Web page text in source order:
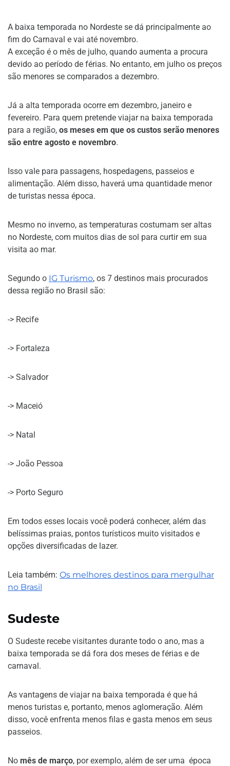
A baixa temporada no Nordeste se dá principalmente ao
fim do Carnaval e vai até novembro.
A exceção é o mês de julho, quando aumenta a procura
devido ao período de férias. No entanto, em julho os preços
são menores se comparados a dezembro.
Já a alta temporada ocorre em dezembro, janeiro e
fevereiro. Para quem pretende viajar na baixa temporada
para a região, os meses em que os custos serão menores
são entre agosto e novembro.
Isso vale para passagens, hospedagens, passeios e
alimentação. Além disso, haverá uma quantidade menor
de turistas nessa época.
Mesmo no inverno, as temperaturas costumam ser altas
no Nordeste, com muitos dias de sol para curtir em sua
visita ao mar.
Segundo o IG Turismo, os 7 destinos mais procurados
dessa região no Brasil são:
-> Recife
-> Fortaleza
-> Salvador
-> Maceió
-> Natal
-> João Pessoa
-> Porto Seguro
Em todos esses locais você poderá conhecer, além das
belíssimas praias, pontos turísticos muito visitados e
opções diversificadas de lazer.
Leia também: Os melhores destinos para mergulhar
no Brasil
Sudeste
O Sudeste recebe visitantes durante todo o ano, mas a
baixa temporada se dá fora dos meses de férias e de
carnaval.
As vantagens de viajar na baixa temporada é que há
menos turistas e, portanto, menos aglomeração. Além
disso, você enfrenta menos filas e gasta menos em seus
passeios.
No mês de março, por exemplo, além de ser uma época